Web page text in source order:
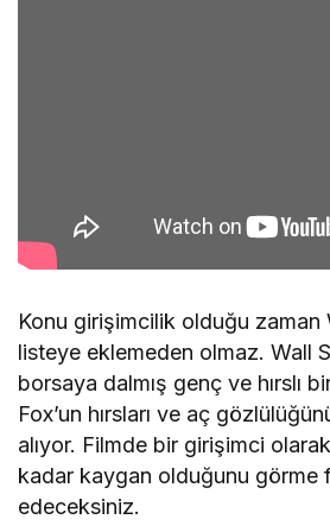
Konu girişimcilik olduğu zaman
listeye eklemeden olmaz. Wall
borsaya dalmış genç ve hırslı
Fox’un hırsları ve aç
alıyor. Filmde bir girişimci
kadar kaygan olduğunu görme
edeceksiniz.